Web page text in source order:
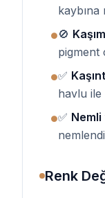
● 🚫
pigment
●✅
havlu ile
●✅
Renk